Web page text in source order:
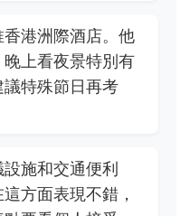
港洲際酒店。他
上看夜景特別有
特殊節日再考
施和交通便利
方面表現不錯，